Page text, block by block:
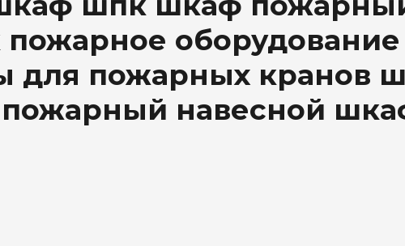
для пожарных кранов
навесной